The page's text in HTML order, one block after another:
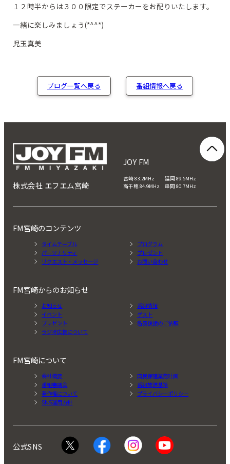
１２時半からは３００限定でステーカーをお配りいたします。
一緒に楽しみましょう(*^^*)
児玉真美
ブログ一覧へ戻る 番組情報へ戻る
株式会社 エフエム宮崎
JOY FM
宮崎 83.2MHz 延岡 89.5MHz
高千穂 84.9MHz 串間 80.7MHz
FM宮崎のコンテンツ
タイムテーブル
プログラム
パーソナリティ
プレゼント
リクエスト・メッセージ
お問い合わせ
FM宮崎からのお知らせ
お知らせ
番組情報
イベント
ゲスト
プレゼント
名義後援のご依頼
ラジオ広告について
FM宮崎について
会社概要
国民保護業務計画
番組審議会
番組放送基準
著作権について
プライバシーポリシー
SNS運用方針
公式SNS